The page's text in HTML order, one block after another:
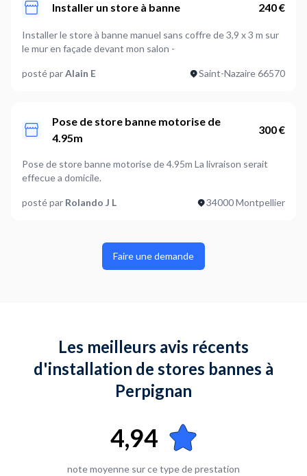
Installer un store à banne 240 €
Installer le store à banne manuel sans coffre de 3,9 x 3 m sur
le mur en façade devant mon salon -
posté parAlain E Saint-Nazaire 66570
Pose de store banne motorise de
4.95m
300 €
Pose de store banne motorise de 4.95m La livraison serait
effecue a domicile.
posté par Rolando J L 34000 Montpellier
Faire une demande
Les meilleurs avis récents
d'installation de stores bannes à
Perpignan
4,94
note moyenne sur ce type de prestation